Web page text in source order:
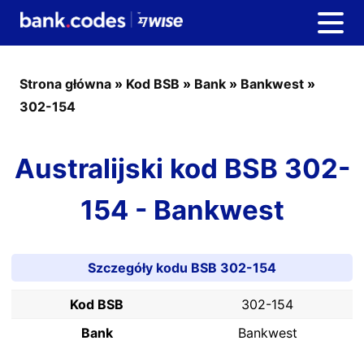
Strona główna » Kod BSB » Bank » Bankwest »
302-154
Australijski kod BSB 302-
154 - Bankwest
Szczegóły kodu BSB 302-154
Kod BSB
302-154
Bank
Bankwest